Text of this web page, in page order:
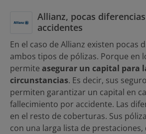
Allianz, pocas
accidentes
En el caso de Allianz existen pocas
ambos tipos de pólizas. Porque en
permite asegurar un capital para
circunstancias. Es decir, sus
permiten garantizar un capital en
fallecimiento por accidente. Las
en el resto de coberturas. Sus
con una larga lista de prestaciones,